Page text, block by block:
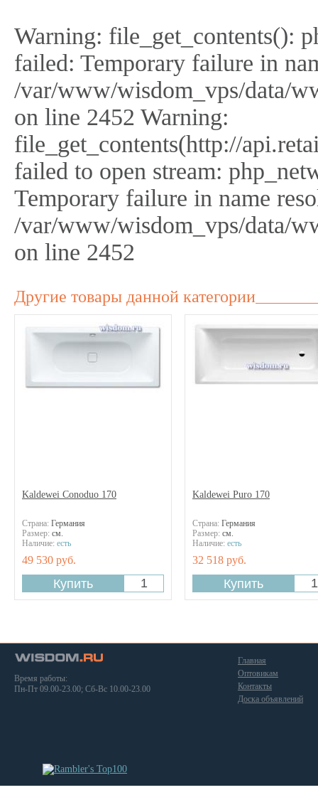
Warning: file_get_contents():
failed: Temporary failure in
/var/www/wisdom_vps/data/
on line 2452 Warning:
file_get_contents(http://
failed to open stream:
Temporary failure in name
/var/www/wisdom_vps/data/
on line 2452
Другие товары данной категории
Kaldewei Conoduo 170
Страна: Германия
Размер: см.
Наличие: есть
49 530 руб.
Kaldewei Puro 170
Страна: Германия
Размер: см.
Наличие: есть
32 518 руб.
Время работы:
Пн-Пт 09.00-23.00; Сб-Вс 10.00-23.00
Главная
Оптовикам
Контакты
Доска объявлений